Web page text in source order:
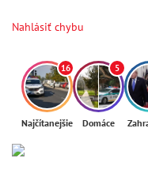
Nahlásiť chybu
16
Najčítanejšie
5
Domáce